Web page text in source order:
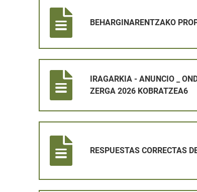
BEHARGINARENTZAKO
IRAGARKIA - ANUNCIO _
ZERGA 2026 KOBRATZEA6
RESPUESTAS CORRECTAS